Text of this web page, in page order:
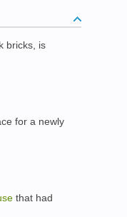
bricks, is
for a newly
that had